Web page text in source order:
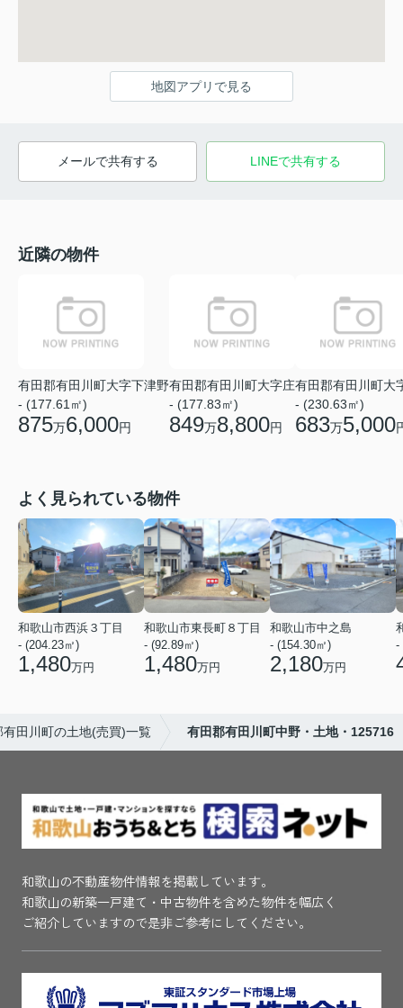
地図アプリで見る
メールで共有する LINEで共有する
近隣の物件
有田郡有田川町大字下津野
- (177.61㎡)
875万6,000円
有田郡有田川町大字庄
- (177.83㎡)
849万8,800円
有田郡有田川町大
- (230.63㎡)
683万5,000
よく見られている物件
和歌山市西浜３丁目
- (204.23㎡)
1,480万円
和歌山市東長町８丁目
- (92.89㎡)
1,480万円
和歌山市中之島
- (154.30㎡)
2,180万円
-
有田川町の土地(売買)一覧 有田郡有田川町中野・土地・125716
和歌山の不動産物件情報を掲載しています。
和歌山の新築一戸建て・中古物件を含めた物件を幅広く
ご紹介していますので是非ご参考にしてください。